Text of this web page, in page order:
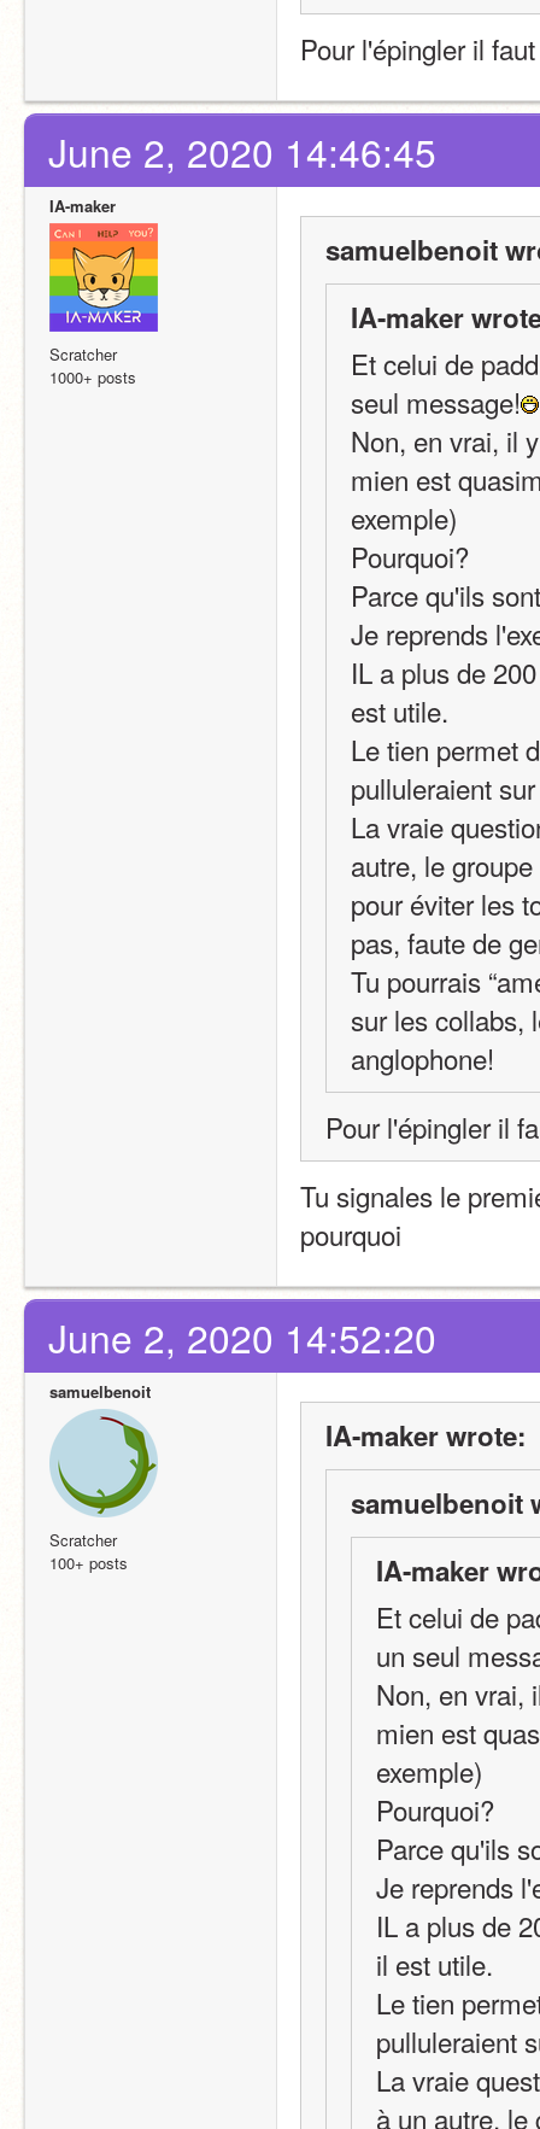
Pour l'épingler il
June 2, 2020 14:46:45
IA-maker
Scratcher
1000+ posts
samuelbenoit
IA-maker
Et celui de
seul message!
Non, en vrai, il
mien est
exemple)
Pourquoi?
Parce qu'ils
Je reprends
IL a plus de
est utile.
Le tien permet
pulluleraient
La vraie
autre, le
pour éviter les
pas, faute de
Tu pourrais
sur les collabs,
anglophone!
Pour l'épingler il
Tu signales le
pourquoi
June 2, 2020 14:52:20
samuelbenoit
Scratcher
100+ posts
IA-maker wrote:
samuelbenoit
IA-maker
Et celui de
un seul
Non, en vrai,
mien est
exemple)
Pourquoi?
Parce qu'ils
Je reprends
IL a plus de
il est utile.
Le tien
pulluleraient
La vraie
à un autre, le